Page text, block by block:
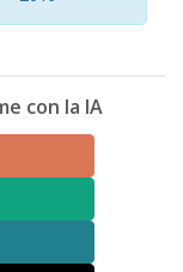
con la IA